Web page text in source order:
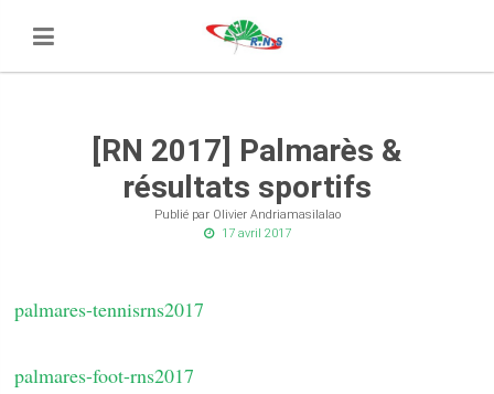
[RN 2017] Palmarès &
résultats sportifs
Publié par Olivier Andriamasilalao
17 avril 2017
palmares-tennisrns2017
palmares-foot-rns2017